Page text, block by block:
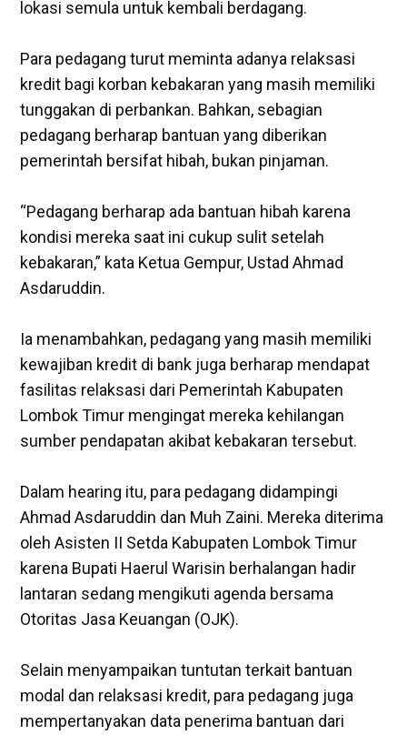
lokasi semula untuk kembali berdagang.
‎Para pedagang turut meminta adanya relaksasi
kredit bagi korban kebakaran yang masih memiliki
tunggakan di perbankan. Bahkan, sebagian
pedagang berharap bantuan yang diberikan
pemerintah bersifat hibah, bukan pinjaman.
‎“Pedagang berharap ada bantuan hibah karena
kondisi mereka saat ini cukup sulit setelah
kebakaran,” kata Ketua Gempur, Ustad Ahmad
Asdaruddin.
‎Ia menambahkan, pedagang yang masih memiliki
kewajiban kredit di bank juga berharap mendapat
fasilitas relaksasi dari Pemerintah Kabupaten
Lombok Timur mengingat mereka kehilangan
sumber pendapatan akibat kebakaran tersebut.
‎Dalam hearing itu, para pedagang didampingi
Ahmad Asdaruddin dan Muh Zaini. Mereka diterima
oleh Asisten II Setda Kabupaten Lombok Timur
karena Bupati Haerul Warisin berhalangan hadir
lantaran sedang mengikuti agenda bersama
Otoritas Jasa Keuangan (OJK).
‎Selain menyampaikan tuntutan terkait bantuan
modal dan relaksasi kredit, para pedagang juga
mempertanyakan data penerima bantuan dari